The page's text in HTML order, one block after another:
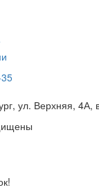
, ул. Верхняя, 4А,